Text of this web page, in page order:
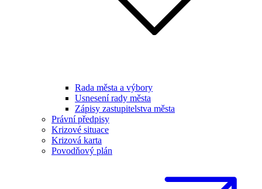
Rada města a výbory
Usnesení rady města
Zápisy zastupitelstva města
Právní předpisy
Krizové situace
Krizová karta
Povodňový plán